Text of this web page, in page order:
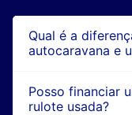
Qual é a
autocaravana e
Posso financiar
rulote usada?